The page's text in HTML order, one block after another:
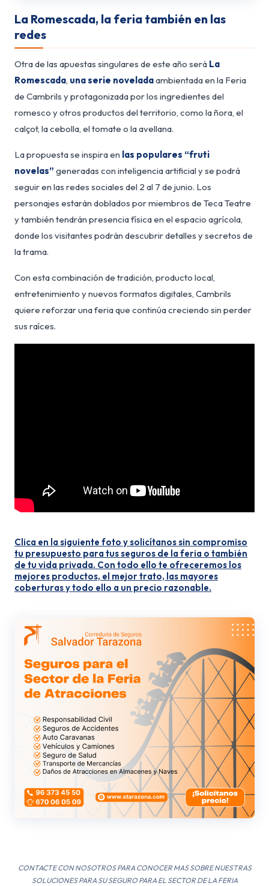
La Romescada, la feria también en las
redes
Otra de las apuestas singulares de este año será La
Romescada, una serie noveladaambientada en la Feria
de Cambrils y protagonizada por los ingredientes del
romesco y otros productos del territorio, como la ñora, el
calçot, la cebolla, el tomate o la avellana.
La propuesta se inspira en las populares “fruti
novelas” generadas con inteligencia artificial y se podrá
seguir en las redes sociales del 2 al 7 de junio. Los
personajes estarán doblados por miembros de Teca Teatre
y también tendrán presencia física en el espacio agrícola,
donde los visitantes podrán descubrir detalles y secretos de
la trama.
Con esta combinación de tradición, producto local,
entretenimiento y nuevos formatos digitales, Cambrils
quiere reforzar una feria que continúa creciendo sin perder
sus raíces.
Clica en la siguiente foto y solicítanos sin compromiso
tu presupuesto para tus seguros de la feria o también
de tu vida privada. Con todo ello te ofreceremos los
mejores productos, el mejor trato, las mayores
coberturas y todo ello a un precio razonable.
CONTACTE CON NOSOTROS PARA CONOCER MAS SOBRE NUESTRAS
SOLUCIONES PARA SU SEGURO PARA EL SECTOR DE LA FERIA